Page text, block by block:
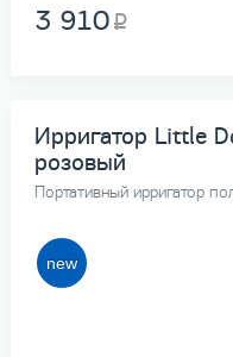
3 910
Ирригатор Little
розовый
Портативный ирригатор